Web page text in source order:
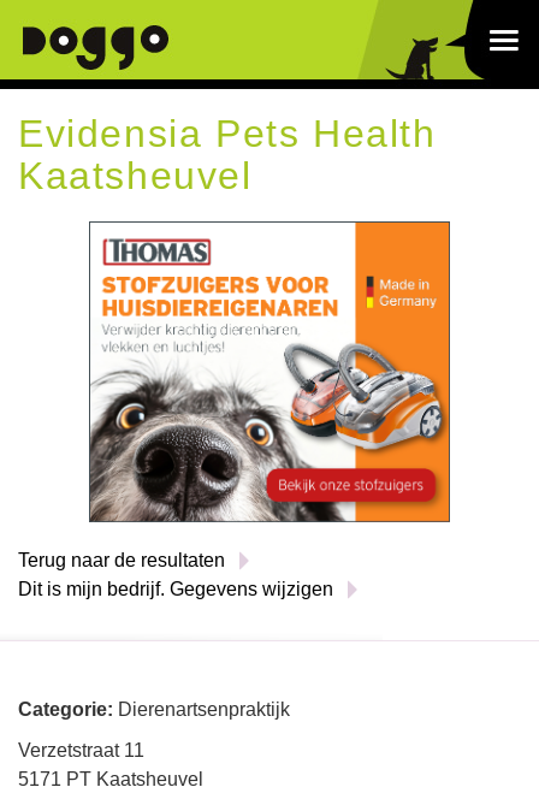
Evidensia Pets Health
Kaatsheuvel
Terug naar de resultaten
Dit is mijn bedrijf. Gegevens wijzigen
Categorie: Dierenartsenpraktijk
Verzetstraat 11
5171 PT Kaatsheuvel